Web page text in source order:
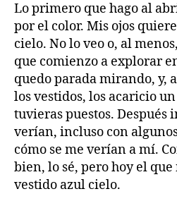
Lo primero que hago al
por el color. Mis ojos
cielo. No lo veo o, al
que comienzo a explorar
quedo parada mirando, y,
los vestidos, los acaricio
tuvieras puestos. Después
verían, incluso con
cómo se me verían a mí.
bien, lo sé, pero hoy el que
vestido azul cielo.